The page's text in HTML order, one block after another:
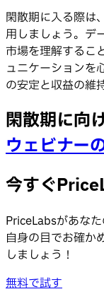
閑散期に入る際は
用しましょう。デ
市場を理解するこ
ュニケーションを
の安定と収益の維
閑散期に向
ウェビナー
今すぐ
PriceLabsがあな
自身の目でお確か
しましょう！
無料で試す